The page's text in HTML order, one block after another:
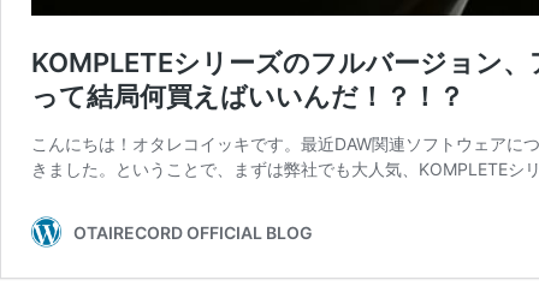
KOMPLETEシリーズのフルバージョン
って結局何買えばいいんだ！？！？
こんにちは！オタレコイッキです。最近DAW関連ソフトウェア
きました。ということで、まずは弊社でも大人気、KOMPLETE
OTAIRECORD OFFICIAL BLOG